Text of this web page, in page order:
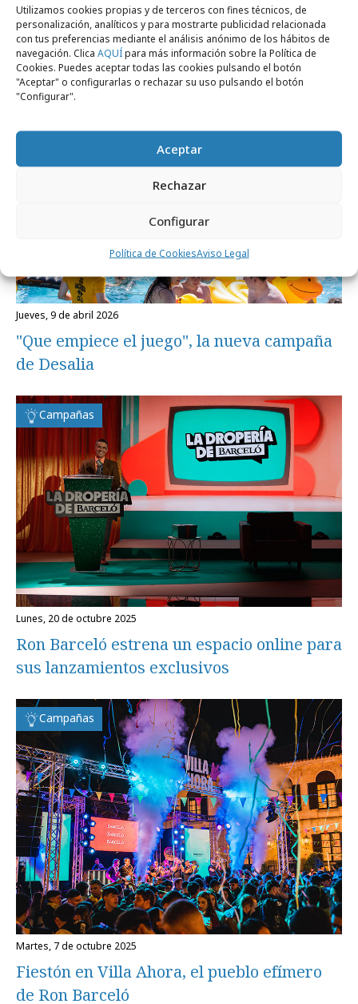
Utilizamos cookies propias y de terceros con fines técnicos, de
personalización, analíticos y para mostrarte publicidad relacionada
con tus preferencias mediante el análisis anónimo de los hábitos de
navegación. Clica AQUÍpara más información sobre la Política de
Cookies. Puedes aceptar todas las cookies pulsando el botón
"Aceptar" o configurarlas o rechazar su uso pulsando el botón
"Configurar".
Aceptar
Rechazar
Configurar
Política de CookiesAviso Legal
Noticias Relacionadas
Campañas
jueves, 9 de abril 2026
"Que empiece el juego", la nueva campaña
de Desalia
Campañas
lunes, 20 de octubre 2025
Ron Barceló estrena un espacio online para
sus lanzamientos exclusivos
Campañas
martes, 7 de octubre 2025
Fiestón en Villa Ahora, el pueblo efímero
de Ron Barceló